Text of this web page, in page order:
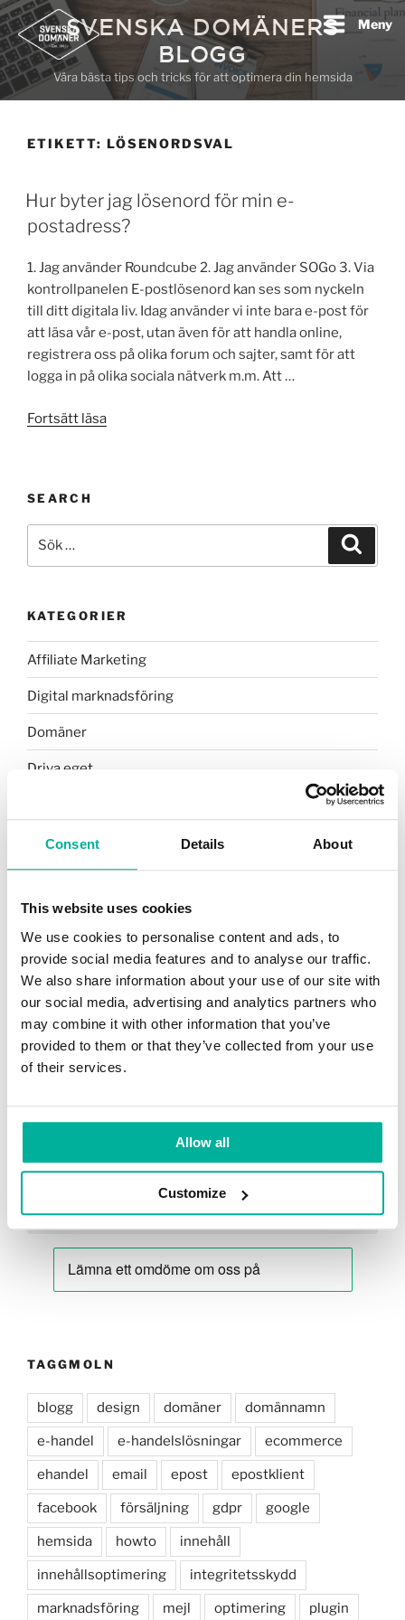
Consent Details About
This website uses cookies
We use cookies to personalise content and ads, to
provide social media features and to analyse our traffic.
We also share information about your use of our site with
our social media, advertising and analytics partners who
may combine it with other information that you’ve
provided to them or that they’ve collected from your use
of their services.
Allow all
Customize
Hoppa
till
innehåll
SVENSKA DOMÄNERS
BLOGG
Våra bästa tips och tricks för att optimera din hemsida
Meny
ETIKETT: LÖSENORDSVAL
Hur byter jag lösenord för min e-
postadress?
1. Jag använder Roundcube 2. Jag använder SOGo 3. Via
kontrollpanelen E-postlösenord kan ses som nyckeln
till ditt digitala liv. Idag använder vi inte bara e-post för
att läsa vår e-post, utan även för att handla online,
registrera oss på olika forum och sajter, samt för att
logga in på olika sociala nätverk m.m. Att …
Fortsätt läsa”Hur
min
postadress?”
SEARCH
efter:
KATEGORIER
Affiliate Marketing
Digital marknadsföring
Domäner
Driva eget
E-mail
Internetsäkerhet
Öka försäljning
Rekommendationer
TAGGMOLN
blogg design domäner domännamn
e-handel e-handelslösningar ecommerce
ehandel email epost epostklient
facebook försäljning gdpr google
hemsida howto innehåll
innehållsoptimering integritetsskydd
marknadsföring mejl optimering plugin